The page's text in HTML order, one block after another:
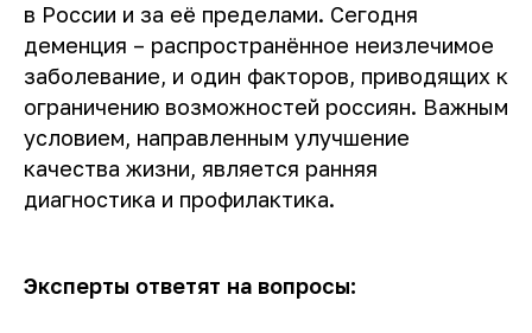
в России и за её пределами. Сегодня
деменция – распространённое неизлечимое
заболевание, и один факторов, приводящих к
ограничению возможностей россиян. Важным
условием, направленным улучшение
качества жизни, является ранняя
диагностика и профилактика.
Эксперты ответят на вопросы: